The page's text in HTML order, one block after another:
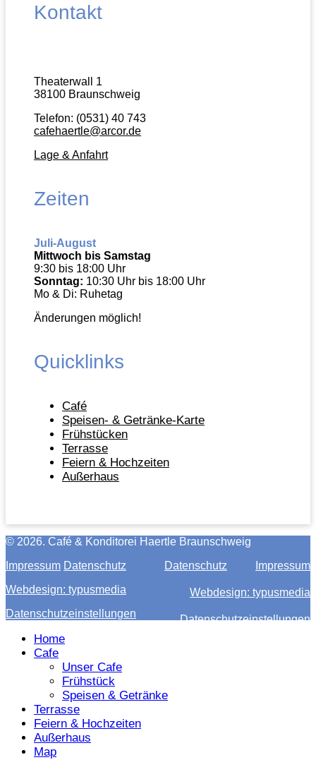
Kontakt
Theaterwall 1
38100 Braunschweig
Telefon: (0531) 40 743
cafehaertle@arcor.de
Lage & Anfahrt
Zeiten
Juli-August
Mittwoch bis Samstag
9:30 bis 18:00 Uhr
Sonntag: 10:30 Uhr bis 18:00 Uhr
Mo & Di: Ruhetag
Änderungen möglich!
Quicklinks
Café
Speisen- & Getränke-Karte
Frühstücken
Terrasse
Feiern & Hochzeiten
Außerhaus
© 2026. Café & Konditorei Haertle Braunschweig
Impressum
Datenschutz
Webdesign: typusmedia
Datenschutzeinstellungen
Impressum Datenschutz
Webdesign: typusmedia
Datenschutzeinstellungen
Home
Cafe
Unser Cafe
Frühstück
Speisen & Getränke
Terrasse
Feiern & Hochzeiten
Außerhaus
Map